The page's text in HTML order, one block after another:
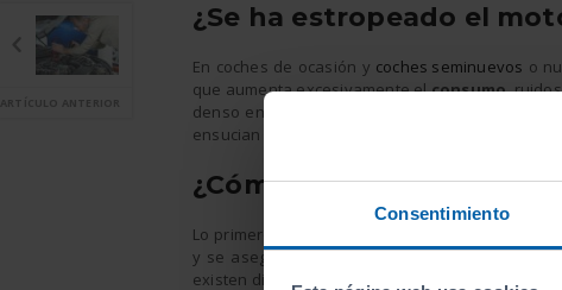
Consentimiento
¿Se ha estropeado el
En coches de ocasión y coches seminuevos o
que aumenta excesivamente elconsumo,
denso en el tubo de escape, podrías estar ante
ensucian con más facilidad porque su proceso
¿Cómo limpiar el motor
Lo primero será acudir a un
y se aseguren de que se trata de un
existen diferentes métodos.